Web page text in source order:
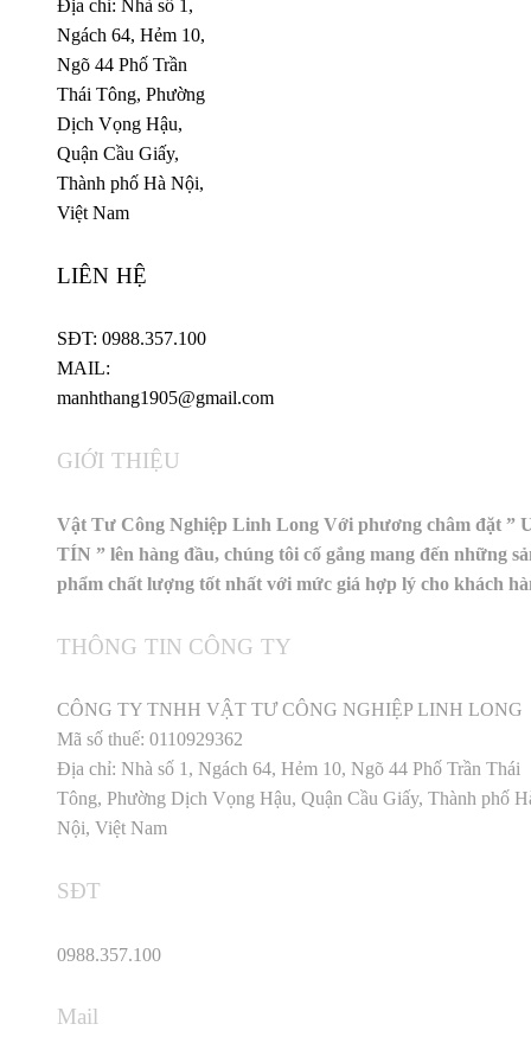
Địa chỉ: Nhà số 1,
Ngách 64, Hẻm 10,
Ngõ 44 Phố Trần
Thái Tông, Phường
Dịch Vọng Hậu,
Quận Cầu Giấy,
Thành phố Hà Nội,
Việt Nam
LIÊN HỆ
SĐT: 0988.357.100
MAIL:
manhthang1905@gmail.com
GIỚI THIỆU
Vật Tư Công Nghiệp Linh Long Với phương châm đặt ”
TÍN ” lên hàng đầu, chúng tôi cố gắng mang đến những
phẩm chất lượng tốt nhất với mức giá hợp lý cho khách
THÔNG TIN CÔNG TY
CÔNG TY TNHH VẬT TƯ CÔNG NGHIỆP LINH LONG
Mã số thuế: 0110929362
Địa chỉ: Nhà số 1, Ngách 64, Hẻm 10, Ngõ 44 Phố Trần Thái
Tông, Phường Dịch Vọng Hậu, Quận Cầu Giấy, Thành phố
Nội, Việt Nam
SĐT
0988.357.100
Mail